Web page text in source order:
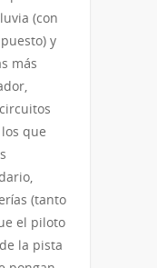
(con
y
más
que
(tanto
el piloto
la pista